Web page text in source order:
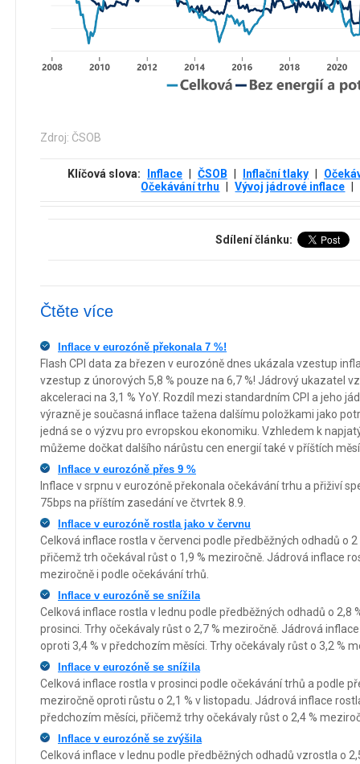
Zdroj: ČSOB
Klíčová slova: Inflace ČSOB Inflační tlaky
Očekávání trhu
Vývoj jádrové inflace
Sdílení článku:
Čtěte více
Inflace v eurozóně překonala 7 %!
Flash CPI data za březen v eurozóně dnes ukázala vzestup
vzestup z únorových 5,8 % pouze na 6,7 %! Jádrový ukazatel
akceleraci na 3,1 % YoY. Rozdíl mezi standardním CPI a jeho
výrazně je současná inflace tažena dalšímu položkami jako
jedná se o výzvu pro evropskou ekonomiku. Vzhledem k
můžeme dočkat dalšího nárůstu cen energií také v příštích
Inflace v eurozóně přes 9 %
Inflace v srpnu v eurozóně překonala očekávání trhu a přiživí
75bps na příštím zasedání ve čtvrtek 8.9.
Inflace v eurozóně rostla jako v červnu
Celková inflace rostla v červenci podle předběžných odhadů o
přičemž trh očekával růst o 1,9 % meziročně. Jádrová inflace
meziročně i podle očekávání trhů.
Inflace v eurozóně se snížila
Celková inflace rostla v lednu podle předběžných odhadů o 2,8
prosinci. Trhy očekávaly růst o 2,7 % meziročně. Jádrová
oproti 3,4 % v předchozím měsíci. Trhy očekávaly růst o 3,2 %
Inflace v eurozóně se snížila
Celková inflace rostla v prosinci podle očekávání trhů a podle
meziročně oproti růstu o 2,1 % v listopadu. Jádrová inflace
předchozím měsíci, přičemž trhy očekávaly růst o 2,4 %
Inflace v eurozóně se zvýšila
Celková inflace v lednu podle předběžných odhadů vzrostla o